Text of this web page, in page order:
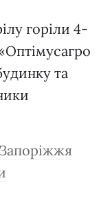
горіли 4-
та
Запоріжжя